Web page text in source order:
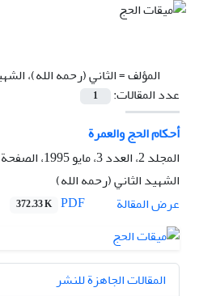
المؤلف =الثاني (رحمه الله)،
عدد المقالات:
1
أحکام الحج والعمرة
المجلد 2، العدد 3، مايو 1995، الصفحة
الشهيد الثاني (رحمه الله)
عرض المقالة
372.33 K
المقالات الجاهزة للنشر